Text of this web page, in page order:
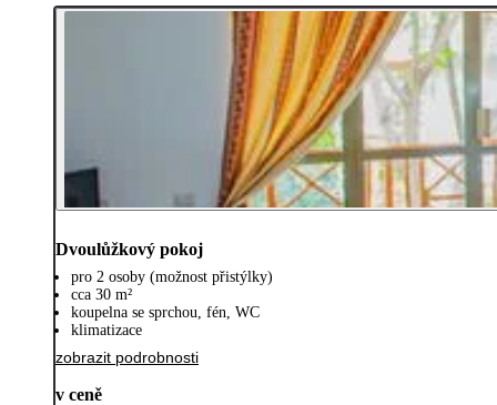
Dvoulůžkový pokoj
pro 2 osoby (možnost přistýlky)
cca 30 m²
koupelna se sprchou, fén, WC
klimatizace
zobrazit podrobnosti
v ceně